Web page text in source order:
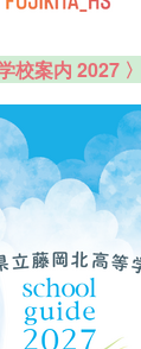
学校案内 2027 〉